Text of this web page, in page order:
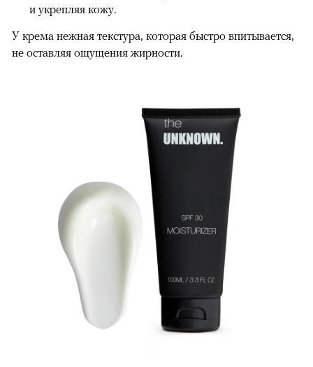
и укрепляя кожу.
У крема нежная текстура, которая быстро впитывается,
не оставляя ощущения жирности.